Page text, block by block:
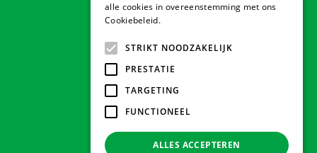
Contact & Openingstijden
Tuindorado Gorredijk
Tuindorado Wolvega
alle cookies in overeenstemming met ons
Cookiebeleid.
STRIKT NOODZAKELIJK
PRESTATIE
TARGETING
FUNCTIONEEL
ALLES ACCEPTEREN